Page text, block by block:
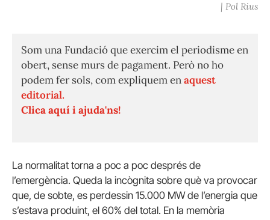
| Pol Rius
Som una Fundació que exercim el periodisme en
obert, sense murs de pagament. Però no ho
podem fer sols, com expliquem enaquest
editorial.
Clica aquí i ajuda'ns!
La normalitat torna a poc a poc després de
l’emergència. Queda la incògnita sobre què va provocar
que, de sobte, es perdessin 15.000 MW de l’energia que
s’estava produint, el 60% del total. En la memòria